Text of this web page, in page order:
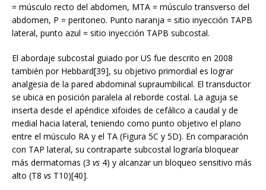
= músculo recto del abdomen, MTA = músculo transverso del
abdomen, P = peritoneo. Punto naranja = sitio inyección TAPB
lateral, punto azul = sitio inyección TAPB subcostal.
El abordaje subcostal guiado por US fue descrito en 2008
también por Hebbard[39], su objetivo primordial es lograr
analgesia de la pared abdominal supraumbilical. El transductor
se ubica en posición paralela al reborde costal. La aguja se
inserta desde el apéndice xifoides de cefálico a caudal y de
medial hacia lateral, teniendo como punto objetivo el plano
entre el músculo RA y el TA (Figura 5C y 5D). En comparación
con TAP lateral, su contraparte subcostal lograría bloquear
más dermatomas (3 vs 4) y alcanzar un bloqueo sensitivo más
alto (T8 vs T10)[40].